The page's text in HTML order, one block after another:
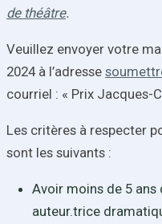
de théâtre.
Veuillez envoyer votre
2024 à l’adresse
courriel : « Prix Jacques-
Les critères à respecter
sont les suivants :
Avoir moins de 5 ans
auteur.trice